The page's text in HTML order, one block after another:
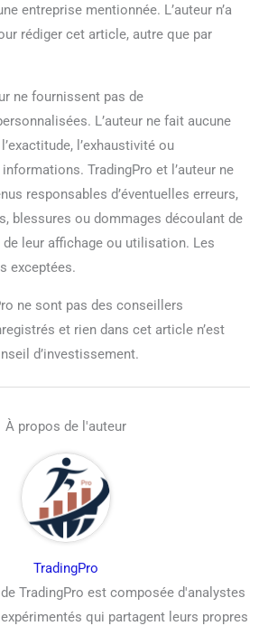
entreprise mentionnée. L’auteur n’a
rédiger cet article, autre que par
ne fournissent pas de
L’auteur ne fait aucune
l’exhaustivité ou
informations. TradingPro et l’auteur ne
responsables d’éventuelles erreurs,
blessures ou dommages découlant de
leur affichage ou utilisation. Les
exceptées.
ne sont pas des conseillers
et rien dans cet article n’est
d’investissement.
À propos de l'auteur
TradingPro
TradingPro est composée d'analystes
qui partagent leurs propres